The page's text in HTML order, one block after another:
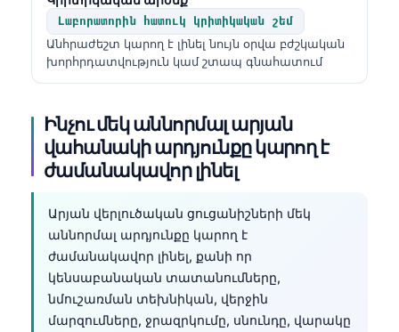
Լաբորատորին հատուկ կրիտիկական շեմ
Անհրաժեշտ կարող է լինել նույն օրվա բժշկական
խորհրդատվություն կամ շտապ գնահատում
Ինչու մեկ աննորմալ արյան
վահանակի արդյունքը կարող է
ժամանակավոր լինել
Արյան վերլուծական ցուցանիշների մեկ
աննորմալ արդյունքը կարող է
ժամանակավոր լինել, քանի որ
կենսաբանական տատանումները,
նմուշառման տեխնիկան, վերջին
մարզումները, ջրազրկումը, սնունդը, վարակը